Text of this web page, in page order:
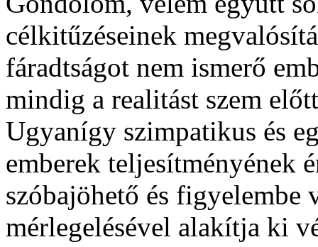
célkitűzéseinek
fáradtságot nem ismerő
mindig a realitást szem
Ugyanígy szimpatikus és
emberek teljesítményének
szóbajöhető és figyelembe
mérlegelésével alakítja ki